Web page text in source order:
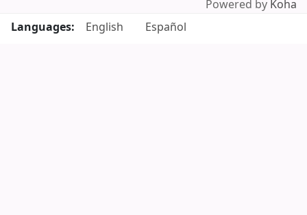
Powered by Koha
Languages:
English Español